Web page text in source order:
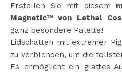
Erstellen Sie mit diesem
Magnetic™ von Lethal
ganz besondere Palette!
Lidschatten mit extremer
zu verblenden, um die
Es ermöglicht ein glattes